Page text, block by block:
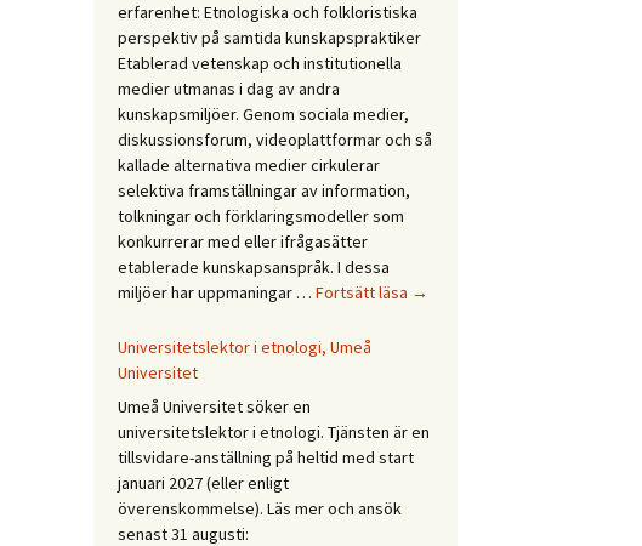
erfarenhet: Etnologiska och folkloristiska
perspektiv på samtida kunskapspraktiker
Etablerad vetenskap och institutionella
medier utmanas i dag av andra
kunskapsmiljöer. Genom sociala medier,
diskussionsforum, videoplattformar och så
kallade alternativa medier cirkulerar
selektiva framställningar av information,
tolkningar och förklaringsmodeller som
konkurrerar med eller ifrågasätter
etablerade kunskapsanspråk. I dessa
miljöer har uppmaningar … Fortsätt läsa CFA
erfarenhet:
Etnologiska
→
Universitetslektor i etnologi, Umeå
Universitet
Umeå Universitet söker en
universitetslektor i etnologi. Tjänsten är en
tillsvidare-anställning på heltid med start
januari 2027 (eller enligt
överenskommelse). Läs mer och ansök
senast 31 augusti: